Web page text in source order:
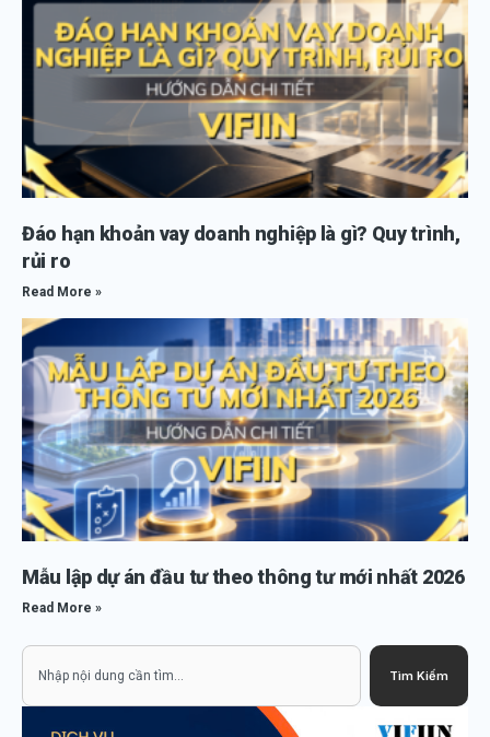
Đáo hạn khoản vay doanh nghiệp là gì? Quy trình,
rủi ro
Read More »
Mẫu lập dự án đầu tư theo thông tư mới nhất 2026
Read More »
Tìm Kiếm